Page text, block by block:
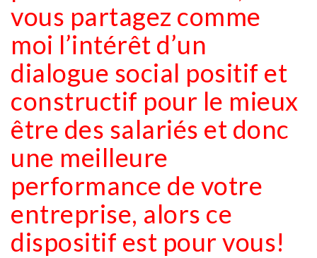
vous partagez comme
moi l’intérêt d’un
dialogue social positif et
constructif pour le mieux
être des salariés et donc
une meilleure
performance de votre
entreprise, alors ce
dispositif est pour vous!